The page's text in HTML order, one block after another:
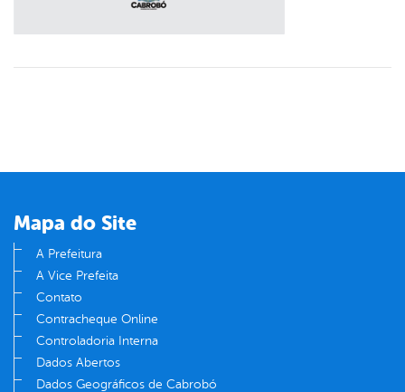
Mapa do Site
A Prefeitura
A Vice Prefeita
Contato
Contracheque Online
Controladoria Interna
Dados Abertos
Dados Geográficos de Cabrobó